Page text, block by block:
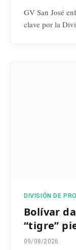
GV San José
clave por la
DIVISIÓN DE
Bolívar
“tigre”
09/08/2026